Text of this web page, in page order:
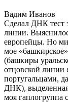
Вадим Иванов
Сделал ДНК тест
линии.
европейцы. Но
мое
(башкиры
отцовской линии
португальцами,
ДНК),
моя гаплогруппа